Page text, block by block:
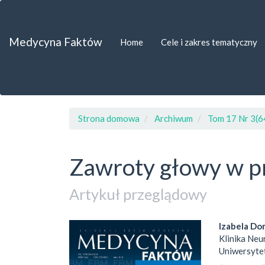
##plugins.themes.bootstrap3.accessible_menu.label##
##plugins.themes.bootstrap3.accessible_menu.sidebar##
Medycyna Faktów Home Cele i zakres tematyczny
Strona domowa Archiwum Tom 17 Nr
Zawroty głowy w
Artykuł przeglądowy
Izabela
Klinika